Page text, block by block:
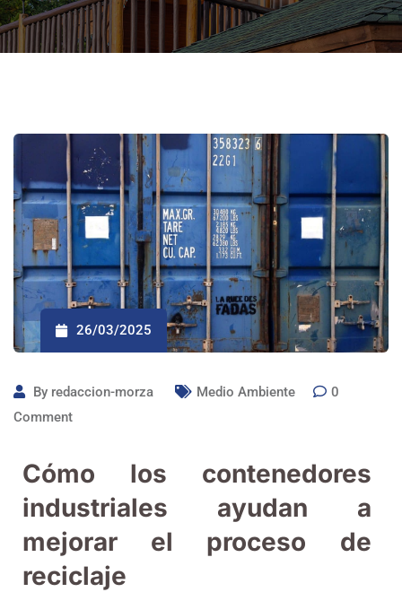
26/03/2025
By redaccion-morza Medio Ambiente
0
Comment
Cómo los contenedores
industriales ayudan a
mejorar el proceso de
reciclaje